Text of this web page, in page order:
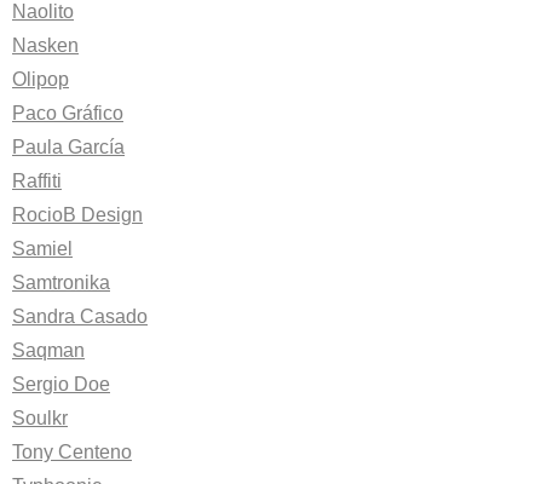
Naolito
Nasken
Olipop
Paco Gráfico
Paula García
Raffiti
RocioB Design
Samiel
Samtronika
Sandra Casado
Saqman
Sergio Doe
Soulkr
Tony Centeno